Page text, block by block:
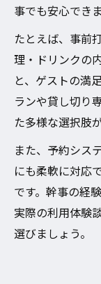
事でも安心できま
たとえば、事前
理・ドリンクの
と、ゲストの満
ランや貸し切り
た多様な選択肢
また、予約シス
にも柔軟に対応
です。幹事の経
実際の利用体験
選びましょう。